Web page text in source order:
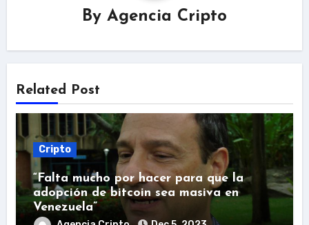
By Agencia Cripto
Related Post
Cripto
“Falta mucho por hacer para que la
adopción de bitcoin sea masiva en
Venezuela”